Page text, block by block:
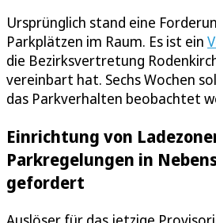
Ursprünglich stand eine
Parkplätzen im Raum. Es ist ein
die Bezirksvertretung
vereinbart hat. Sechs Wochen
das Parkverhalten beobachtet
Einrichtung von
Parkregelungen in
gefordert